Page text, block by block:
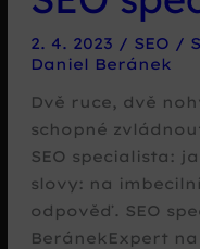
2. 4. 2023 / SEO /
Daniel Beránek
Dvě ruce, dvě
schopné
SEO specialista:
slovy: na
odpověď. SEO
BeránekExpert